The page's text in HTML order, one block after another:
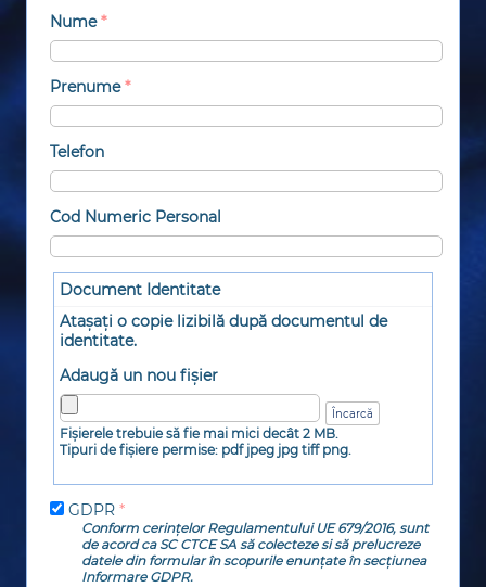
Nume*
Prenume*
Telefon
Cod Numeric Personal
Document Identitate
Atașați o copie lizibilă după documentul de
identitate.
Adaugă un nou fișier
Fişierele trebuie să fie mai mici decât 2 MB.
Tipuri de fișiere permise: pdf jpeg jpg tiff png.
GDPR *
Conform cerințelor Regulamentului UE 679/2016, sunt
de acord ca SC CTCE SA să colecteze si să prelucreze
datele din formular în scopurile enunțate în secțiunea
Informare GDPR.